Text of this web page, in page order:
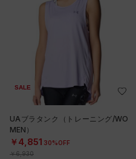
SALE
UAブラタンク（トレーニング/WO
MEN）
￥4,851 30%OFF
￥6,930